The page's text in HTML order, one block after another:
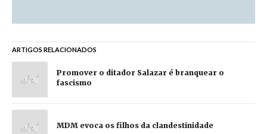
ARTIGOS RELACIONADOS
Promover o ditador Salazar é branquear o
fascismo
MDM evoca os filhos da clandestinidade